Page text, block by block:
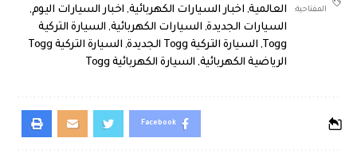
المفتاحية:
العالمية, اخبار السيارات الكهربائية, اخبار السيارات اليوم,
السيارات الجديدة, السيارات الكهربائية, السيارة التركية
Togg
, السيارة التركية Togg الجديدة ,
السيارة التركية Togg
الرياضية الكهربائية, السيارة الكهربائية Togg
Facebook